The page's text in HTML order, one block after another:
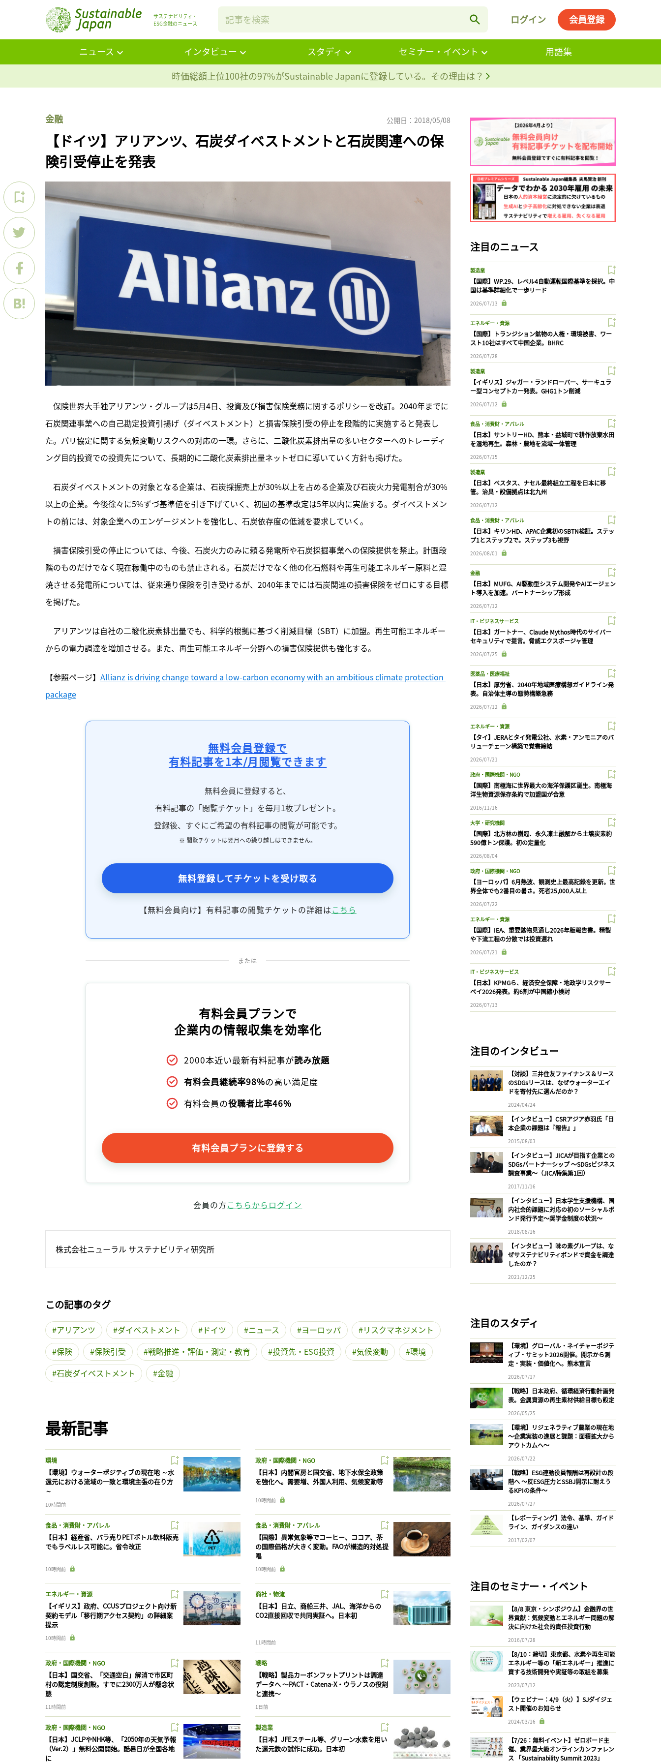
サステナビリティ・
ESG金融のニュース
ログイン 会員登録
ニュース インタビュー スタディ セミナー・イベント
用語集
時価総額上位100社の97%がSustainable Japanに登録している。その理由は？
金融 公開日：2018/05/08
【ドイツ】アリアンツ、石炭ダイベストメントと石炭関連への保
険引受停止を発表
保険世界大手独アリアンツ・グループは5月4日、投資及び損害保険業務に関するポリシーを改訂。2040年までに
石炭関連事業への自己勘定投資引揚げ（ダイベストメント）と損害保険引受の停止を段階的に実施すると発表し
た。パリ協定に関する気候変動リスクへの対応の一環。さらに、二酸化炭素排出量の多いセクターへのトレーディ
ング目的投資での投資先について、長期的に二酸化炭素排出量ネットゼロに導いていく方針も掲げた。
石炭ダイベストメントの対象となる企業は、石炭採掘売上が30%以上を占める企業及び石炭火力発電割合が30%
以上の企業。今後徐々に5%ずづ基準値を引き下げていく、初回の基準改定は5年以内に実施する。ダイベストメン
トの前には、対象企業へのエンゲージメントを強化し、石炭依存度の低減を要求していく。
損害保険引受の停止については、今後、石炭火力のみに頼る発電所や石炭採掘事業への保険提供を禁止。計画段
階のものだけでなく現在稼働中のものも禁止される。石炭だけでなく他の化石燃料や再生可能エネルギー原料と混
焼させる発電所については、従来通り保険を引き受けるが、2040年までには石炭関連の損害保険をゼロにする目標
を掲げた。
アリアンツは自社の二酸化炭素排出量でも、科学的根拠に基づく削減目標（SBT）に加盟。再生可能エネルギー
からの電力調達を増加させる。また、再生可能エネルギー分野への損害保険提供も強化する。
【参照ページ】 Allianz is driving change toward a low-carbon economy with an ambitious climate protection
package
無料会員登録で
有料記事を1本/月閲覧できます
無料会員に登録すると、
有料記事の「閲覧チケット」を毎月1枚プレゼント。
登録後、すぐにご希望の有料記事の閲覧が可能です。
※ 閲覧チケットは翌月への繰り越しはできません。
無料登録してチケットを受け取る
【無料会員向け】有料記事の閲覧チケットの詳細はこちら
または
有料会員プランで
企業内の情報収集を効率化
2000本近い最新有料記事が読み放題
有料会員継続率98%の高い満足度
有料会員の役職者比率46%
有料会員プランに登録する
会員の方こちらからログイン
株式会社ニューラル サステナビリティ研究所
この記事のタグ
アリアンツ ダイベストメント ドイツ ニュース ヨーロッパ
リスクマネジメント
保険
保険引受 戦略推進・評価・測定・教育 投資先・ESG投資 気候変動
環境
石炭ダイベストメント
金融
最新記事
環境
【環境】ウォーターポジティブの現在地 ～水
還元における流域の一致と環境主張の在り方
～
10時間前
政府・国際機関・NGO
【日本】内閣官房と国交省、地下水保全政策
を強化へ。需要増、外国人利用、気候変動等
10時間前
食品・消費財・アパレル
【日本】経産省、バラ売りPETボトル飲料販売
でもラベルレス可能に。省令改正
10時間前
食品・消費財・アパレル
【国際】異常気象等でコーヒー、ココア、茶
の国際価格が大きく変動。FAOが構造的対処提
唱
10時間前
エネルギー・資源
【イギリス】政府、CCUSプロジェクト向け新
契約モデル「移行期アクセス契約」の詳細案
提示
10時間前
商社・物流
【日本】日立、商船三井、JAL、海洋からの
CO2直接回収で共同実証へ。日本初
11時間前
政府・国際機関・NGO
【日本】国交省、「交通空白」解消で市区町
村の認定制度創設。すでに2300万人が懸念状
態
11時間前
戦略
【戦略】製品カーボンフットプリントは調達
データへ 〜PACT・Catena-X・ウラノスの役割
と連携〜
1日前
政府・国際機関・NGO
【日本】JCLPやNHK等、「2050年の天気予報
（Ver.2）」無料公開開始。酷暑日が全国各地
に
製造業
【日本】JFEスチール等、グリーン水素を用い
た還元鉄の試作に成功。日本初
注目のニュース
製造業
【国際】WP.29、レベル4自動運転国際基準を採択。中
国は基準詳細化で一歩リード
2026/07/13
エネルギー・資源
【国際】トランジション鉱物の人権・環境被害、ワー
スト10社はすべて中国企業。BHRC
2026/07/28
製造業
【イギリス】ジャガー・ランドローバー、サーキュラ
ー型コンセプトカー発表。GHG1トン削減
2026/07/12
食品・消費財・アパレル
【日本】サントリーHD、熊本・益城町で耕作放棄水田
を湿地再生。森林・農地を流域一体管理
2026/07/15
製造業
【日本】ベスタス、ナセル最終組立工程を日本に移
管。治具・設備拠点は北九州
2026/07/12
食品・消費財・アパレル
【日本】キリンHD、APAC企業初のSBTN検証。ステッ
プ1とステップ2で。ステップ3も視野
2026/08/01
金融
【日本】MUFG、AI駆動型システム開発やAIエージェン
ト導入を加速。パートナーシップ形成
2026/07/12
IT・ビジネスサービス
【日本】ガートナー、Claude Mythos時代のサイバー
セキュリティで提言。脅威エクスポージャ管理
2026/07/25
医薬品・医療福祉
【日本】厚労省、2040年地域医療構想ガイドライン発
表。自治体主導の態勢構築急務
2026/07/12
エネルギー・資源
【タイ】JERAとタイ発電公社、水素・アンモニアのバ
リューチェーン構築で覚書締結
2026/07/21
政府・国際機関・NGO
【国際】南極海に世界最大の海洋保護区誕生。南極海
洋生物資源保存条約で加盟国が合意
2016/11/16
大学・研究機関
【国際】北方林の樹冠、永久凍土融解から土壌炭素約
590億トン保護。初の定量化
2026/08/04
政府・国際機関・NGO
【ヨーロッパ】6月熱波、観測史上最高記録を更新。世
界全体でも2番目の暑さ。死者25,000人以上
2026/07/22
エネルギー・資源
【国際】IEA、重要鉱物見通し2026年版報告書。精製
や下流工程の分散では投資遅れ
2026/07/21
IT・ビジネスサービス
【日本】KPMGら、経済安全保障・地政学リスクサー
ベイ2026発表。約6割が中国縮小検討
2026/07/13
注目のインタビュー
【対談】三井住友ファイナンス＆リース
のSDGsリースは、なぜウォーターエイ
ドを寄付先に選んだのか？
2024/04/24
【インタビュー】CSRアジア赤羽氏「日
本企業の課題は『報告』」
2015/08/03
【インタビュー】JICAが目指す企業との
SDGsパートナーシップ 〜SDGsビジネス
調査事業〜（JICA特集第1回）
2017/11/16
【インタビュー】日本学生支援機構、国
内社会的課題に対応の初のソーシャルボ
ンド発行予定〜奨学金制度の状況〜
2018/08/16
【インタビュー】味の素グループは、な
ぜサステナビリティボンドで資金を調達
したのか？
2021/12/25
注目のスタディ
【環境】グローバル・ネイチャーポジテ
ィブ・サミット2026開催。開示から測
定・実装・価値化へ。熊本宣言
2026/07/17
【戦略】日本政府、循環経済行動計画発
表。金属資源の再生素材供給目標も設定
2026/05/25
【環境】リジェネラティブ農業の現在地
〜企業実装の進展と課題：面積拡大から
アウトカムへ〜
2026/07/22
【戦略】ESG連動役員報酬は再設計の段
階へ 〜反ESG圧力とSSBJ開示に耐えう
るKPIの条件〜
2026/07/27
【レポーティング】法令、基準、ガイド
ライン、ガイダンスの違い
2017/02/07
注目のセミナー・イベント
【8/8 東京・シンポジウム】金融界の世
界貢献：気候変動とエネルギー問題の解
決に向けた社会的責任投資行動
2016/07/28
【8/10：締切】東京都、水素や再生可能
エネルギー等の「新エネルギー」推進に
資する技術開発や実証等の取組を募集
2023/07/12
【ウェビナー：4/9（火）】SJダイジェ
スト開催のお知らせ
2024/03/16
【7/26：無料イベント】ゼロボード主
催、業界最大級オンラインカンファレン
ス 「Sustainability Summit 2023」
記事をお気に入りに保存するには
ログイン 会員登録